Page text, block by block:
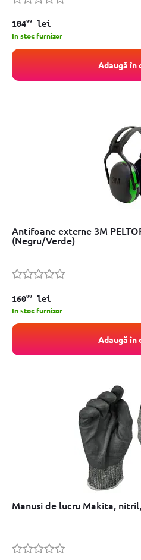
10499 lei
In stoc furnizor
Adaugă în
Antifoane externe 3M
(Negru/Verde)
16099 lei
In stoc furnizor
Adaugă în
Manusi de lucru Makita,